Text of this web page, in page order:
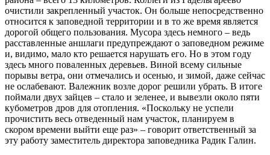
очистили закрепленный участок. Он больше непосредственно
относится к заповедной территории и в то же время является
дорогой общего пользования. Мусора здесь немного – ведь
расставленные аншлаги предупреждают о заповедном режиме
и, видимо, мало кто решается нарушать его. Но в этом году
здесь много поваленных деревьев. Виной всему сильные
порывы ветра, они отмечались и осенью, и зимой, даже сейчас
не ослабевают. Валежник возле дорог решили убрать. В итоге
поймали двух зайцев – стало и зеленее, и вывезли около пяти
кубометров дров для отопления. «Поскольку не успели
прочистить весь отведенный нам участок, планируем в
скором времени выйти еще раз» – говорит ответственный за
эту работу заместитель директора заповедника Радик Галин.